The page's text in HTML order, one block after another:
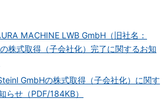
MACHINE LWB GmbH（旧社名：
株式取得（子会社化）完了に関するお知
GmbHの株式取得（子会社化）に関す
らせ（PDF/184KB）